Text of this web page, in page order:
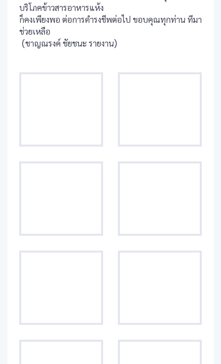
บริโภคข้าวสารอาหารแห้ง
ก็คงเพียงพอ ต่อการดำรงชีพต่อไป ขอบคุณทุกท่าน ทีมา
ช่วยเหลือ
(ชาญณรงค์ ชัยชนะ รายงาน)